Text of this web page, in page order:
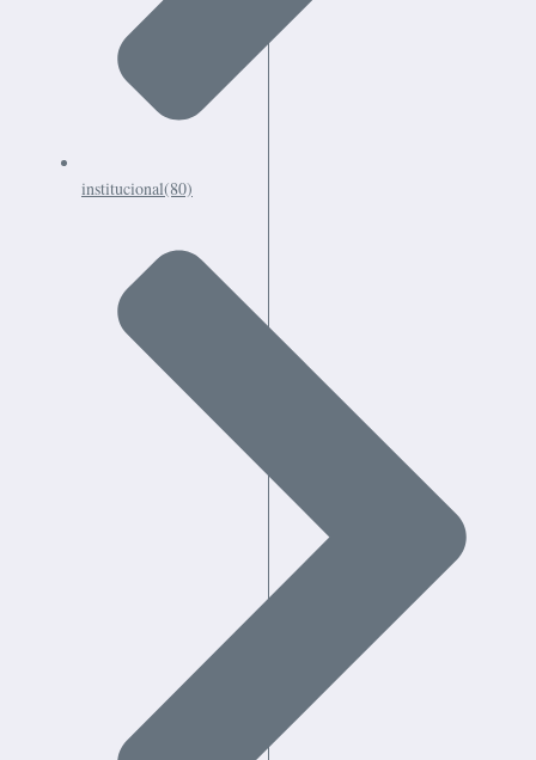
institucional(80)